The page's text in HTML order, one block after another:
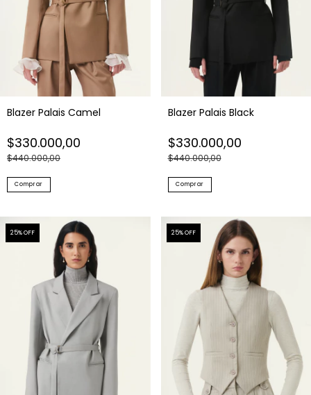
Blazer Palais Camel
$330.000,00
$440.000,00
Comprar
Blazer Palais Black
$330.000,00
$440.000,00
Comprar
25% OFF 25% OFF